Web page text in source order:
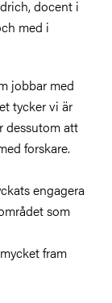
docent i
med i
jobbar med
tycker vi är
dessutom att
forskare.
engagera
som
fram